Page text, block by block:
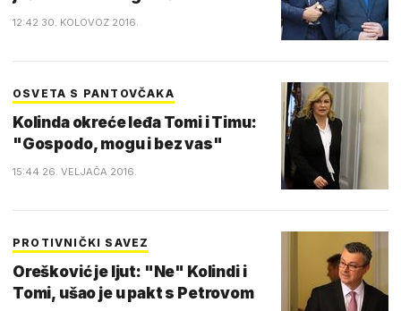
12:42 30. KOLOVOZ 2016.
OSVETA S PANTOVČAKA
Kolinda okreće leđa Tomi i Timu:
"Gospodo, mogu i bez vas"
15:44 26. VELJAČA 2016.
PROTIVNIČKI SAVEZ
Orešković je ljut: "Ne" Kolindi i
Tomi, ušao je u pakt s Petrovom